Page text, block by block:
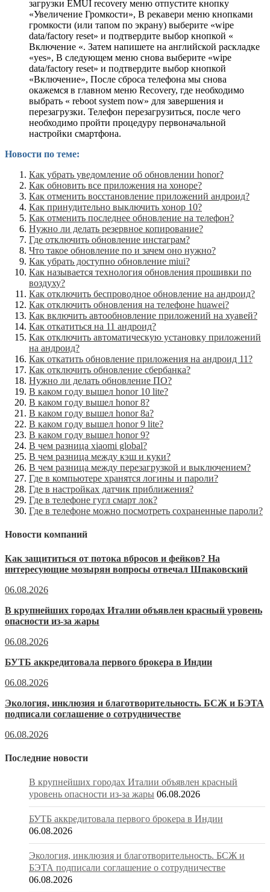
загрузки EMUI recovery меню отпустите кнопку
«Увеличение Громкости», В рекавери меню кнопками
громкости (или тапом по экрану) выберите «wipe
data/factory reset» и подтвердите выбор кнопкой «
Включение «. Затем напишете на английской раскладке
«yes», В следующем меню снова выберите «wipe
data/factory reset» и подтвердите выбор кнопкой
«Включение», После сброса телефона мы снова
окажемся в главном меню Recovery, где необходимо
выбрать « reboot system now» для завершения и
перезагрузки. Телефон перезагрузиться, после чего
необходимо пройти процедуру первоначальной
настройки смартфона.
Новости по теме:
Как убрать уведомление об обновлении honor?
Как обновить все приложения на хоноре?
Как отменить восстановление приложений андроид?
Как принудительно выключить хонор 10?
Как отменить последнее обновление на телефон?
Нужно ли делать резервное копирование?
Где отключить обновление инстаграм?
Что такое обновление по и зачем оно нужно?
Как убрать доступно обновление miui?
Как называется технология обновления прошивки по
воздуху?
Как отключить беспроводное обновление на андроид?
Как отключить обновления на телефоне huawei?
Как включить автообновление приложений на хуавей?
Как откатиться на 11 андроид?
Как отключить автоматическую установку приложений
на андроид?
Как откатить обновление приложения на андроид 11?
Как отключить обновление сбербанка?
Нужно ли делать обновление ПО?
В каком году вышел honor 10 lite?
В каком году вышел honor 8?
В каком году вышел honor 8a?
В каком году вышел honor 9 lite?
В каком году вышел honor 9?
В чем разница xiaomi global?
В чем разница между кэш и куки?
В чем разница между перезагрузкой и выключением?
Где в компьютере хранятся логины и пароли?
Где в настройках датчик приближения?
Где в телефоне гугл смарт лок?
Где в телефоне можно посмотреть сохраненные пароли?
Новости компаний
Как защититься от потока вбросов и фейков? На
интересующие мозырян вопросы отвечал Шпаковский
06.08.2026
В крупнейших городах Италии объявлен красный уровень
опасности из-за жары
06.08.2026
БУТБ аккредитовала первого брокера в Индии
06.08.2026
Экология, инклюзия и благотворительность. БСЖ и БЭТА
подписали соглашение о сотрудничестве
06.08.2026
Последние новости
В крупнейших городах Италии объявлен красный
уровень опасности из-за жары 06.08.2026
БУТБ аккредитовала первого брокера в Индии
06.08.2026
Экология, инклюзия и благотворительность. БСЖ и
БЭТА подписали соглашение о сотрудничестве
06.08.2026